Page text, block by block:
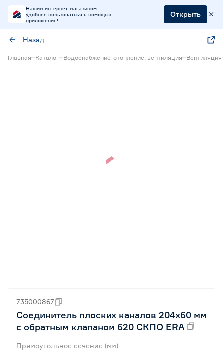
Нашим интернет-магазином
удобнее пользоваться с помощью
приложения!
Открыть
Назад
Главная Каталог Водоснабжение, отопление, вентиляция Вентиляция
735000867
Соединитель плоских каналов 204х60 мм
с обратным клапаном 620 СКПО ERA
Прямоугольное сечение (мм)